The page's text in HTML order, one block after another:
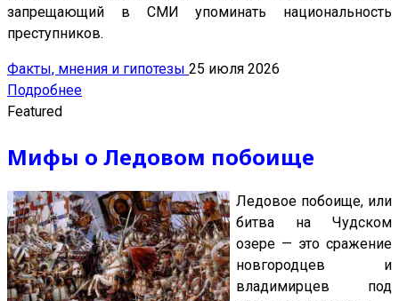
запрещающий в СМИ упоминать национальность
преступников.
Факты, мнения и гипотезы 25 июля 2026
Подробнее
Featured
Мифы о Ледовом побоище
Ледовое побоище, или
битва на Чудском
озере — это сражение
новгородцев и
владимирцев под